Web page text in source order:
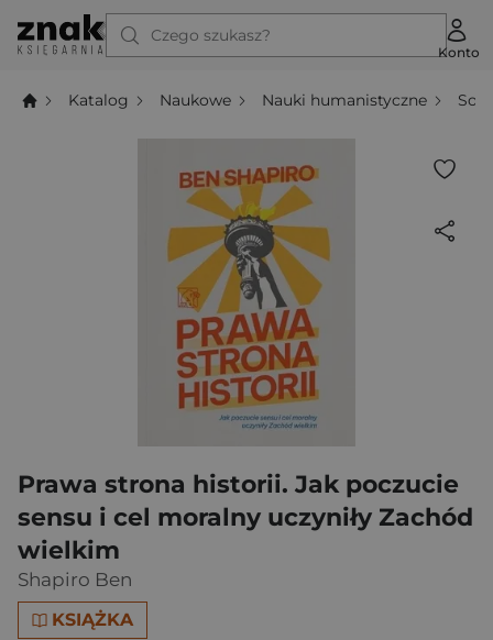
Czego szukasz?
Konto
Katalog Naukowe Nauki humanistyczne
Prawa strona historii. Jak poczucie
sensu i cel moralny uczyniły Zachód
wielkim
Shapiro Ben
KSIĄŻKA